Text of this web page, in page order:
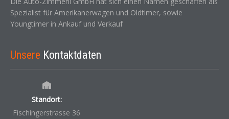
Spezialist für Amerikanerwagen und Oldtimer, sowie
Youngtimer in Ankauf und Verkauf
Unsere Kontaktdaten
Standort:
Fischingerstrasse 36